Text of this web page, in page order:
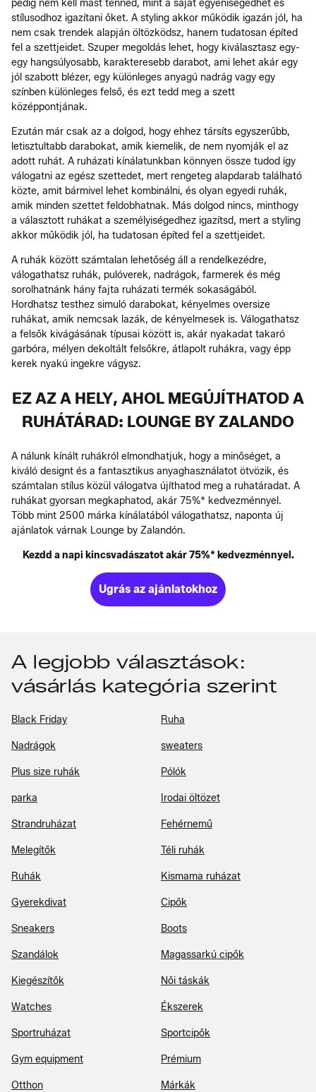
pedig nem kell mást tenned, mint a saját egyéniségedhet és
stílusodhoz igazítani őket. A styling akkor működik igazán jól, ha
nem csak trendek alapján öltözködsz, hanem tudatosan építed
fel a szettjeidet. Szuper megoldás lehet, hogy kiválasztasz egy-
egy hangsúlyosabb, karakteresebb darabot, ami lehet akár egy
jól szabott blézer, egy különleges anyagú nadrág vagy egy
színben különleges felső, és ezt tedd meg a szett
középpontjának.
Ezután már csak az a dolgod, hogy ehhez társíts egyszerűbb,
letisztultabb darabokat, amik kiemelik, de nem nyomják el az
adott ruhát. A ruházati kínálatunkban könnyen össze tudod így
válogatni az egész szettedet, mert rengeteg alapdarab található
közte, amit bármivel lehet kombinálni, és olyan egyedi ruhák,
amik minden szettet feldobhatnak. Más dolgod nincs, minthogy
a választott ruhákat a személyiségedhez igazítsd, mert a styling
akkor működik jól, ha tudatosan építed fel a szettjeidet.
A ruhák között számtalan lehetőség áll a rendelkezédre,
válogathatsz ruhák, pulóverek, nadrágok, farmerek és még
sorolhatnánk hány fajta ruházati termék sokaságából.
Hordhatsz testhez simuló darabokat, kényelmes oversize
ruhákat, amik nemcsak lazák, de kényelmesek is. Válogathatsz
a felsők kivágásának típusai között is, akár nyakadat takaró
garbóra, mélyen dekoltált felsőkre, átlapolt ruhákra, vagy épp
kerek nyakú ingekre vágysz.
EZ AZ A HELY, AHOL MEGÚJÍTHATOD A
RUHÁTÁRAD: LOUNGE BY ZALANDO
A nálunk kínált ruhákról elmondhatjuk, hogy a minőséget, a
kiváló designt és a fantasztikus anyaghasználatot ötvözik, és
számtalan stílus közül válogatva újíthatod meg a ruhatáradat. A
ruhákat gyorsan megkaphatod, akár 75%* kedvezménnyel.
Több mint 2500 márka kínálatából válogathatsz, naponta új
ajánlatok várnak Lounge by Zalandón.
Kezdd a napi kincsvadászatot akár 75%* kedvezménnyel.
Ugrás az ajánlatokhoz
A legjobb választások:
vásárlás kategória szerint
Black Friday Ruha
Nadrágok sweaters
Plus size ruhák Pólók
parka Irodai öltözet
Strandruházat Fehérnemű
Melegítők Téli ruhák
Ruhák Kismama ruházat
Gyerekdivat Cipők
Sneakers Boots
Szandálok Magassarkú cipők
Kiegészítők Női táskák
Watches Ékszerek
Sportruházat Sportcipők
Gym equipment Prémium
Otthon Márkák